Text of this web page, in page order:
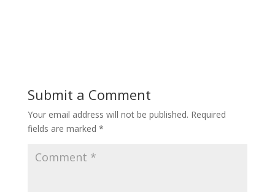
Submit a Comment
Your email address will not be published. Required
fields are marked *